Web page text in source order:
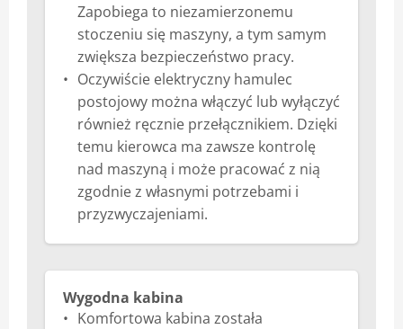
Zapobiega to niezamierzonemu
stoczeniu się maszyny, a tym samym
zwiększa bezpieczeństwo pracy.
Oczywiście elektryczny hamulec
postojowy można włączyć lub wyłączyć
również ręcznie przełącznikiem. Dzięki
temu kierowca ma zawsze kontrolę
nad maszyną i może pracować z nią
zgodnie z własnymi potrzebami i
przyzwyczajeniami.
Wygodna kabina
Komfortowa kabina została